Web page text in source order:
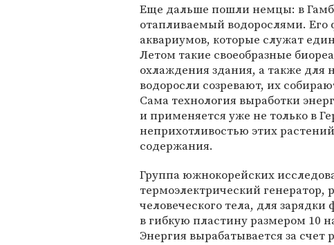
Еще дальше пошли немцы: в
отапливаемый водорослями.
аквариумов, которые служат
Летом такие своеобразные
охлаждения здания, а также для
водоросли созревают, их
Сама технология выработки
и применяется уже не только в
неприхотливостью этих
содержания.
Группа южнокорейских
термоэлектрический
человеческого тела, для
в гибкую пластину размером 10
Энергия вырабатывается за